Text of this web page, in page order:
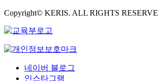
Copyright© KERIS. ALL RIGHTS
네이버 블로그
인스타그램